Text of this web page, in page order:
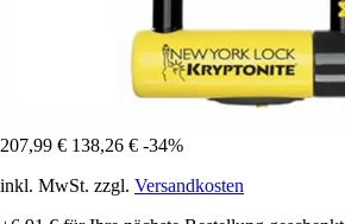
207,99 € 138,26 € -34%
inkl. MwSt. zzgl. Versandkosten